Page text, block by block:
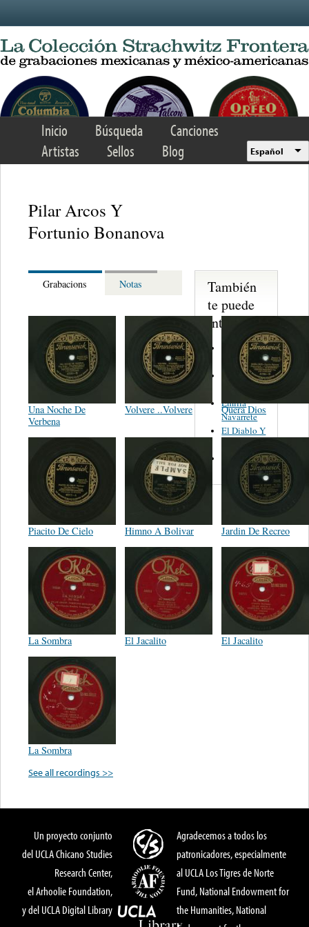
Inicio Búsqueda
Canciones
Artistas
Sellos Blog Español
Pilar Arcos Y
Fortunio Bonanova
Grabacions Notas
Una Noche De
Verbena
Volvere ..Volvere Quera Dios
Piacito De Cielo Himno A Bolivar Jardin De Recreo
La Sombra El Jacalito El Jacalito
La Sombra
See all recordings >>
También
te puede
interesar...
Figueroa
Los Angeles
Emilia
Navarrete
El Diablo Y
Powerband
Un proyecto conjunto
del UCLA Chicano Studies
Research Center,
el Arhoolie Foundation,
y del UCLA Digital Library
Agradecemos a todos los
patronicadores, especialmente
al UCLA Los Tigres de Norte
Fund, National Endowment for
the Humanities, National